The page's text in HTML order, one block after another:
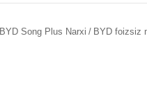
BYD Song Plus Narxi / BYD foizsiz